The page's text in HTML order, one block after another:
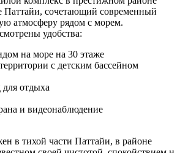
Паттайи, сочетающий современный
атмосферу рядом с морем.
удобства:
на море на 30 этаже
с детским бассейном
отдыха
и видеонаблюдение
в тихой части Паттайи, в районе